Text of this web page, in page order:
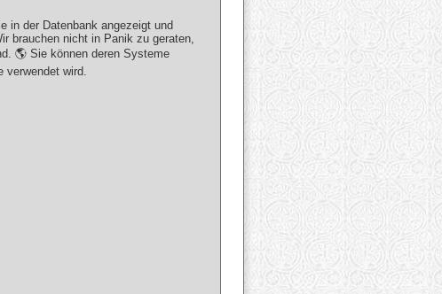
in der Datenbank angezeigt und
brauchen nicht in Panik zu geraten,
🌎 Sie können deren Systeme
verwendet wird.